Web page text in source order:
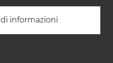
informazioni